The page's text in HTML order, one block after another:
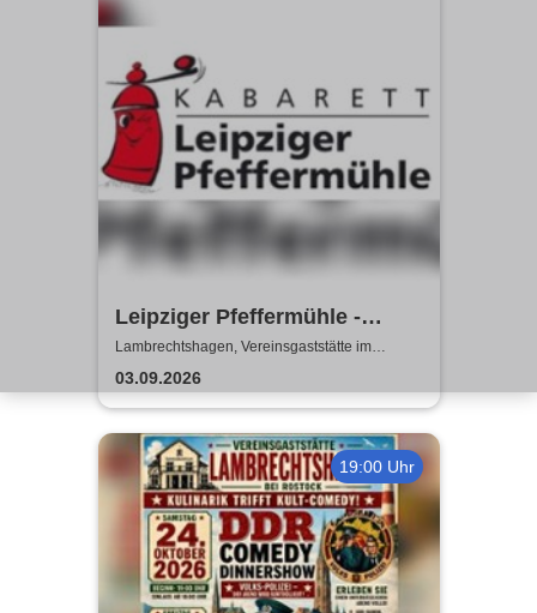
Leipziger Pfeffermühle -
Satire mit Biss
Lambrechtshagen, Vereinsgaststätte im
Gemeindezentrum Lambrechtshagen
03.09.2026
19:00 Uhr